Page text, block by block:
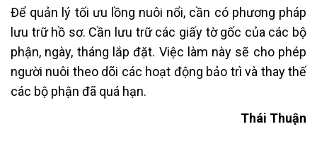
Để quản lý tối ưu lồng nuôi nổi, cần có phương pháp
lưu trữ hồ sơ. Cần lưu trữ các giấy tờ gốc của các bộ
phận, ngày, tháng lắp đặt. Việc làm này sẽ cho phép
người nuôi theo dõi các hoạt động bảo trì và thay thế
các bộ phận đã quá hạn.
Thái Thuận